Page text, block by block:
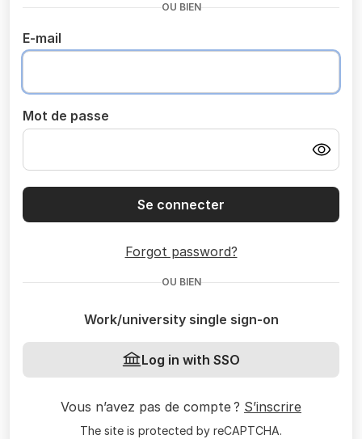
OU BIEN
E-mail
Mot de passe
Se connecter
Forgot password?
OU BIEN
Work/university single sign-on
Log in with SSO
Vous n’avez pas de compte ? S’inscrire
The site is protected by reCAPTCHA.